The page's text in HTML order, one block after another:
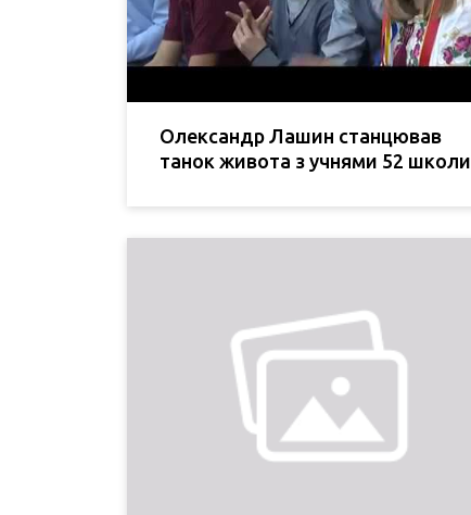
Олександр Лашин станцював
танок живота з учнями 52 школи